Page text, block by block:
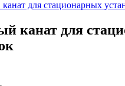
канат для